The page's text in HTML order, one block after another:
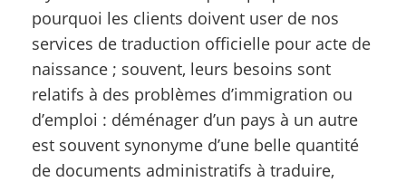
pourquoi les clients doivent user de nos
services de traduction officielle pour acte de
naissance ; souvent, leurs besoins sont
relatifs à des problèmes d’immigration ou
d’emploi : déménager d’un pays à un autre
est souvent synonyme d’une belle quantité
de documents administratifs à traduire,